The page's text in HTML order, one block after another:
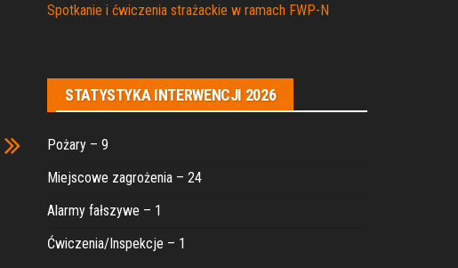
Spotkanie i ćwiczenia strażackie w ramach FWP-N
STATYSTYKA INTERWENCJI 2026
Pożary – 9
Miejscowe zagrożenia – 24
Alarmy fałszywe – 1
Ćwiczenia/Inspekcje – 1